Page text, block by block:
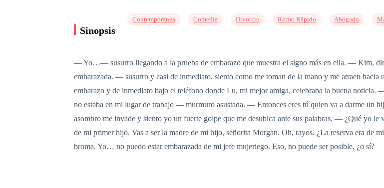
Sinopsis
Contemporánea Comedia Divorcio Ritmo Rápido Abogado
— Yo…— susurro llegando a la prueba de embarazo que muestra el signo más en ella. — Kim,
embarazada. — susurro y casi de inmediato, siento como me toman de la mano y me atraen
embarazo y de inmediato bajo el teléfono donde Lu, mi mejor amiga, celebraba la buena
no estaba en mi lugar de trabajo — murmuro asustada. — Entonces eres tú quien va a darme un
asombro me invade y siento yo un fuerte golpe que me desubica ante sus palabras. — ¿Qué yo
de mi primer hijo. Vas a ser la madre de mi hijo, señorita Morgan. Oh, rayos. ¿La reserva era de
broma. Yo… no puedo estar embarazada de mi jefe mujeriego. Eso, no puede ser posible, ¿o sí?